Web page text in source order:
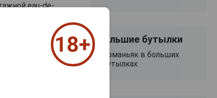
eau-de-
Большие бутылки
Арманьяк в больших
бутылках